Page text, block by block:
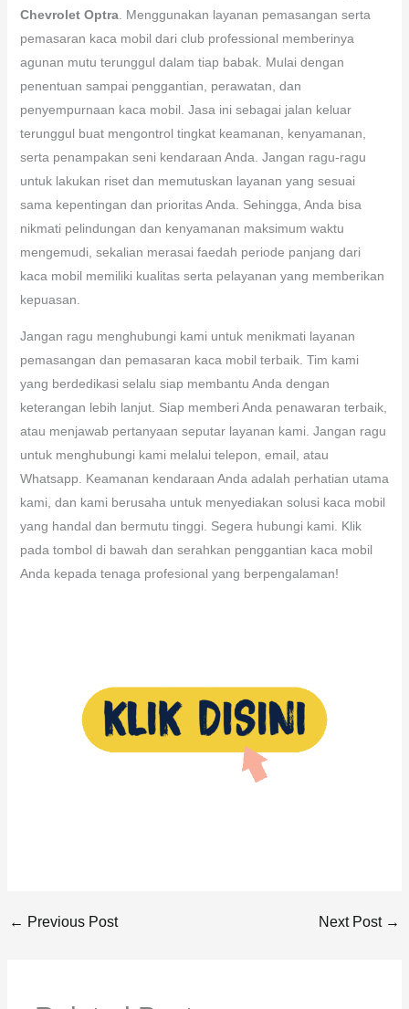
Chevrolet Optra. Menggunakan layanan pemasangan serta
pemasaran kaca mobil dari club professional memberinya
agunan mutu terunggul dalam tiap babak. Mulai dengan
penentuan sampai penggantian, perawatan, dan
penyempurnaan kaca mobil. Jasa ini sebagai jalan keluar
terunggul buat mengontrol tingkat keamanan, kenyamanan,
serta penampakan seni kendaraan Anda. Jangan ragu-ragu
untuk lakukan riset dan memutuskan layanan yang sesuai
sama kepentingan dan prioritas Anda. Sehingga, Anda bisa
nikmati pelindungan dan kenyamanan maksimum waktu
mengemudi, sekalian merasai faedah periode panjang dari
kaca mobil memiliki kualitas serta pelayanan yang memberikan
kepuasan.
Jangan ragu menghubungi kami untuk menikmati layanan
pemasangan dan pemasaran kaca mobil terbaik. Tim kami
yang berdedikasi selalu siap membantu Anda dengan
keterangan lebih lanjut. Siap memberi Anda penawaran terbaik,
atau menjawab pertanyaan seputar layanan kami. Jangan ragu
untuk menghubungi kami melalui telepon, email, atau
Whatsapp. Keamanan kendaraan Anda adalah perhatian utama
kami, dan kami berusaha untuk menyediakan solusi kaca mobil
yang handal dan bermutu tinggi. Segera hubungi kami. Klik
pada tombol di bawah dan serahkan penggantian kaca mobil
Anda kepada tenaga profesional yang berpengalaman!
← Previous Post Next Post →